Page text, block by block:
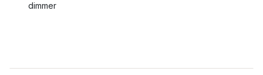
dimmer